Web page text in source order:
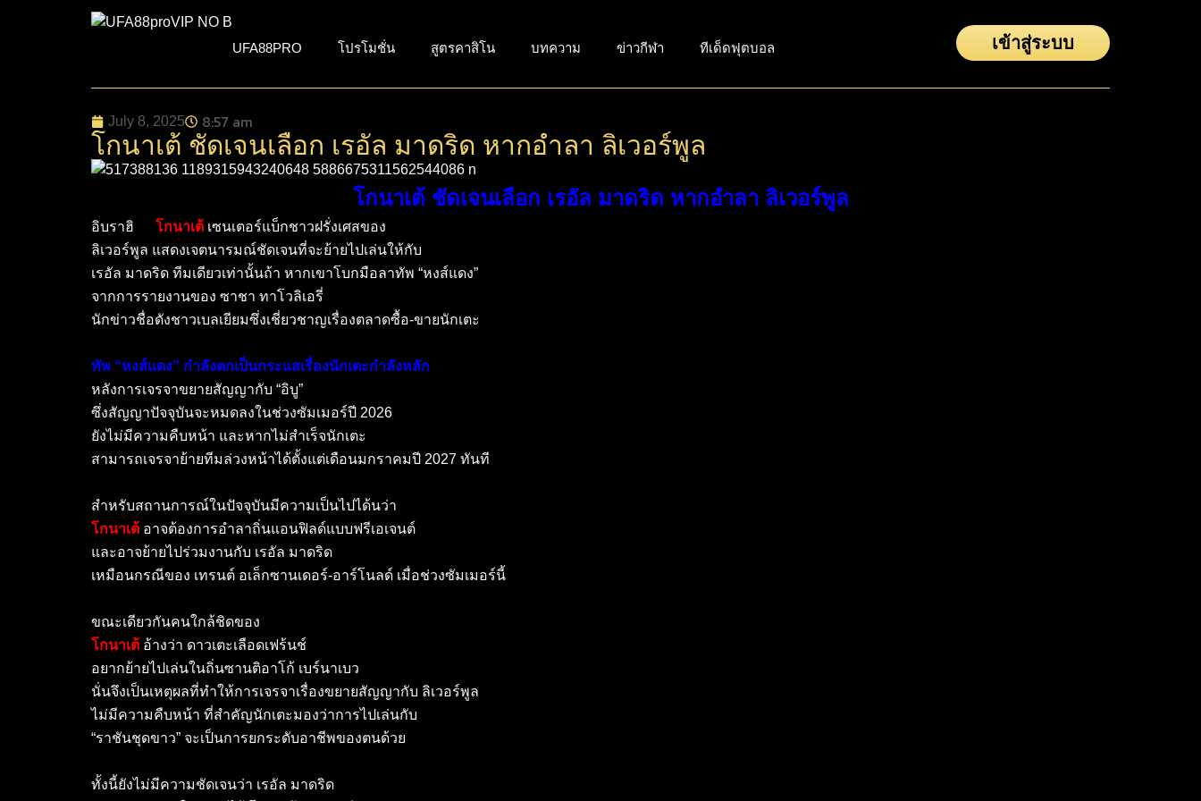
UFA88PRO โปรโมชั่น สูตรคาสิโน บทความ ข่าวกีฬา ทีเด็ดฟุตบอล เข้าสู่ระบบ
July 8, 2025 8:57 am
โกนาเต้ ชัดเจนเลือก เรอัล มาดริด หากอำลา ลิเวอร์พูล
โกนาเต้ ชัดเจนเลือก เรอัล มาดริด หากอำลา ลิเวอร์พูล
อิบราฮิ โกนาเต้ เซนเตอร์แบ็กชาวฝรั่งเศสของ
ลิเวอร์พูล แสดงเจตนารมณ์ชัดเจนที่จะย้ายไปเล่นให้กับ
เรอัล มาดริด ทีมเดียวเท่านั้นถ้า หากเขาโบกมือลาทัพ “หงส์แดง”
จากการรายงานของ ซาชา ทาโวลิเอรี่
นักข่าวชื่อดังชาวเบลเยียมซึ่งเชี่ยวชาญเรื่องตลาดซื้อ-ขายนักเตะ
ทัพ “หงส์แดง” กำลังตกเป็นกระแสเรื่องนักเตะกำลังหลัก
หลังการเจรจาขยายสัญญากับ “อิบู”
ซึ่งสัญญาปัจจุบันจะหมดลงในช่วงซัมเมอร์ปี 2026
ยังไม่มีความคืบหน้า และหากไม่สำเร็จนักเตะ
สามารถเจรจาย้ายทีมล่วงหน้าได้ตั้งแต่เดือนมกราคมปี 2027 ทันที
สำหรับสถานการณ์ในปัจจุบันมีความเป็นไปได้นว่า
โกนาเต้ อาจต้องการอำลาถิ่นแอนฟิลด์แบบฟรีเอเจนต์
และอาจย้ายไปร่วมงานกับ เรอัล มาดริด
เหมือนกรณีของ เทรนต์ อเล็กซานเดอร์-อาร์โนลด์ เมื่อช่วงซัมเมอร์นี้
ขณะเดียวกันคนใกล้ชิดของ
โกนาเต้ อ้างว่า ดาวเตะเลือดเฟร้นช์
อยากย้ายไปเล่นในถิ่นซานติอาโก้ เบร์นาเบว
นั่นจึงเป็นเหตุผลที่ทำให้การเจรจาเรื่องขยายสัญญากับ ลิเวอร์พูล
ไม่มีความคืบหน้า ที่สำคัญนักเตะมองว่าการไปเล่นกับ
“ราชันชุดขาว” จะเป็นการยกระดับอาชีพของตนด้วย
ทั้งนี้ยังไม่มีความชัดเจนว่า เรอัล มาดริด